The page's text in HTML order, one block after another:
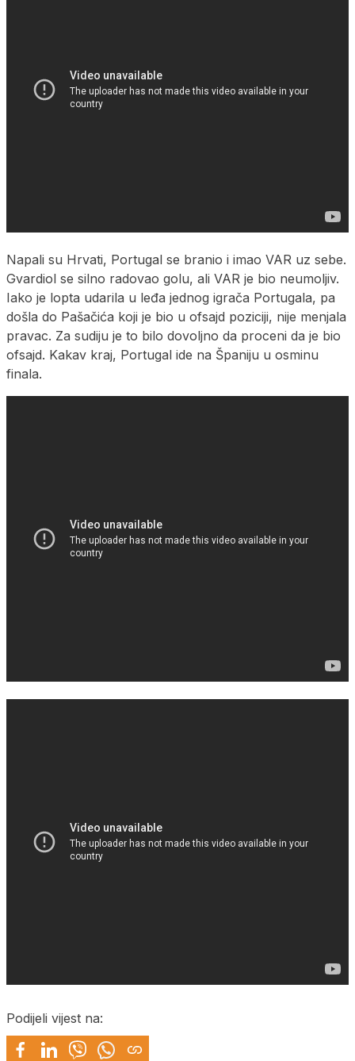
Napali su Hrvati, Portugal se branio i imao VAR uz sebe.
Gvardiol se silno radovao golu, ali VAR je bio neumoljiv.
Iako je lopta udarila u leđa jednog igrača Portugala, pa
došla do Pašačića koji je bio u ofsajd poziciji, nije menjala
pravac. Za sudiju je to bilo dovoljno da proceni da je bio
ofsajd. Kakav kraj, Portugal ide na Španiju u osminu
finala.
Podijeli vijest na: